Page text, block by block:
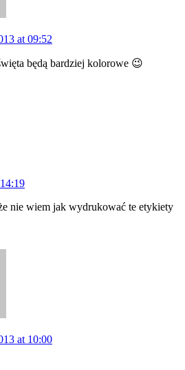
at 09:52
będą bardziej kolorowe 😉
nie wiem jak wydrukować te etykiety
at 10:00